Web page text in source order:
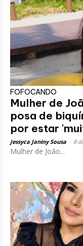
FOFOCANDO
Mulher de
posa de
por estar
Jessyca Janiny Sousa 8
Mulher de João...